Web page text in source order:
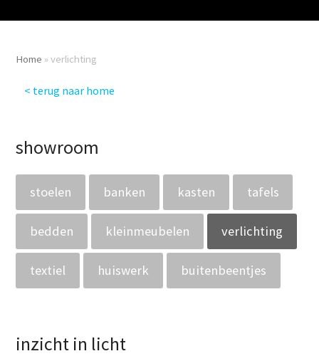
Home »verlichting
< terug naar home
showroom
stoelen banken kasten tafels
bedden kleinmeubelen verlichting
textiel huiswerk buitenbeentjes
inzicht in licht